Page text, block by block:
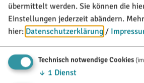
Rathausplatz 1
85135 Titting
info@titting.de
übermittelt werden. Sie können die
Einstellungen jederzeit abändern.
hier: Datenschutzerklärung /
Technisch notwendige Cookies
↓ 1 Dienst